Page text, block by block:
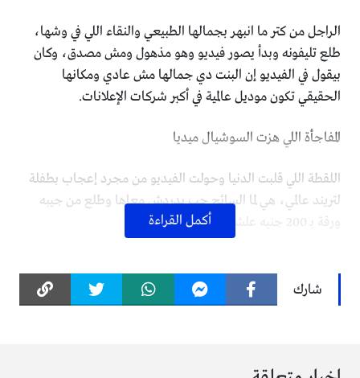
الراجل من كتر ما انبهر بجمالها الطبيعي والنقاء اللي في وشها،
طلع تليفونه وبدأ يصور فيديو وهو مذهول ومش مصدق، وكان
بيقول في الفيديو إن البنت دي جمالها مش عادي ومكانها
الحقيقي تكون موديل عالمية في أكبر شركات الإعلانات.
المفاجأة اللي هزت السوشيال ميديا
اللقطة اللي قلبت الدنيا وحولت الفيديو من مجرد إعجاب بطفلة
لتريند عالمي، هي لما السائح حب يدردش معاها وطلع من جيبه
ورقة بـ 200 جنيه علشان يعطيها لها.
بكل تلقائية وبابتسامة وثقة هزت راسها وقالت له: “No.. No”
ورفضت تاخد الفلوس. الرفض ده خلا السائح ينبهر بأخلاقها
أكمل القراءة
شارك